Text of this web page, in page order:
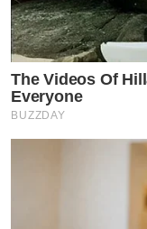
The Videos Of
Everyone
BUZZDAY